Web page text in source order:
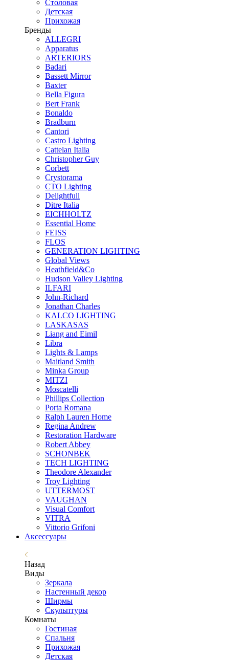
Столовая
Детская
Прихожая
Бренды
ALLEGRI
Apparatus
ARTERIORS
Badari
Bassett Mirror
Baxter
Bella Figura
Bert Frank
Bonaldo
Bradburn
Cantori
Castro Lighting
Cattelan Italia
Christopher Guy
Corbett
Crystorama
CTO Lighting
Delightfull
Ditre Italia
EICHHOLTZ
Essential Home
FEISS
FLOS
GENERATION LIGHTING
Global Views
Heathfield&Co
Hudson Valley Lighting
ILFARI
John-Richard
Jonathan Charles
KALCO LIGHTING
LASKASAS
Liang and Eimil
Libra
Lights & Lamps
Maitland Smith
Minka Group
MITZI
Moscatelli
Phillips Collection
Porta Romana
Ralph Lauren Home
Regina Andrew
Restoration Hardware
Robert Abbey
SCHONBEK
TECH LIGHTING
Theodore Alexander
Troy Lighting
UTTERMOST
VAUGHAN
Visual Comfort
VITRA
Vittorio Grifoni
Аксессуары
Назад
Виды
Зеркала
Настенный декор
Ширмы
Скульптуры
Комнаты
Гостиная
Спальня
Прихожая
Детская